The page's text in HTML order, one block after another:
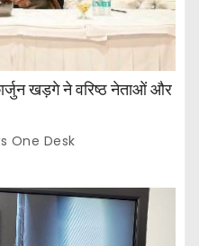
खड़गे ने वरिष्ठ नेताओं और
One Desk